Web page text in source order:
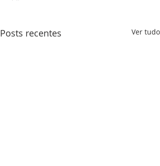
Posts recentes Ver tudo